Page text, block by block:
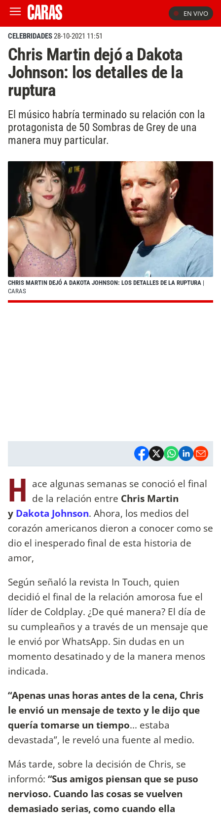
EN VIVO
CELEBRIDADES28-10-2021 11:51
Chris Martin dejó a Dakota
Johnson: los detalles de la
ruptura
El músico habría terminado su relación con la
protagonista de 50 Sombras de Grey de una
manera muy particular.
CHRIS MARTIN DEJÓ A DAKOTA JOHNSON: LOS DETALLES DE LA RUPTURA |
CARAS
H ace algunas semanas se conoció el final
de la relación entre Chris Martin
y Dakota Johnson. Ahora, los medios del
corazón americanos dieron a conocer como se
dio el inesperado final de esta historia de
amor,
Según señaló la revista In Touch, quien
decidió el final de la relación amorosa fue el
líder de Coldplay. ¿De qué manera? El día de
su cumpleaños y a través de un mensaje que
le envió por WhatsApp. Sin dudas en un
momento desatinado y de la manera menos
indicada.
“Apenas unas horas antes de la cena, Chris
le envió un mensaje de texto y le dijo que
quería tomarse un tiempo... estaba
devastada”, le reveló una fuente al medio.
Más tarde, sobre la decisión de Chris, se
informó: “Sus amigos piensan que se puso
nervioso. Cuando las cosas se vuelven
demasiado serias, como cuando ella